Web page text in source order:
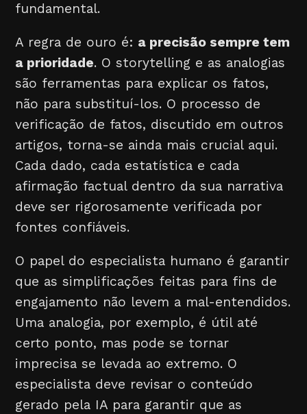
fundamental.
A regra de ouro é: a precisão sempre tem
a prioridade. O storytelling e as analogias
são ferramentas para explicar os fatos,
não para substituí-los. O processo de
verificação de fatos, discutido em outros
artigos, torna-se ainda mais crucial aqui.
Cada dado, cada estatística e cada
afirmação factual dentro da sua narrativa
deve ser rigorosamente verificada por
fontes confiáveis.
O papel do especialista humano é garantir
que as simplificações feitas para fins de
engajamento não levem a mal-entendidos.
Uma analogia, por exemplo, é útil até
certo ponto, mas pode se tornar
imprecisa se levada ao extremo. O
especialista deve revisar o conteúdo
gerado pela IA para garantir que as